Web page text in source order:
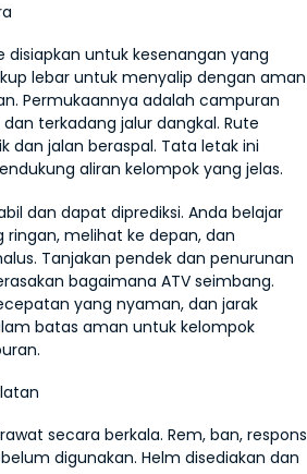
disiapkan untuk kesenangan yang
lebar untuk menyalip dengan aman
Permukaannya adalah campuran
terkadang jalur dangkal. Rute
dan jalan beraspal. Tata letak ini
aliran kelompok yang jelas.
dan dapat diprediksi. Anda belajar
melihat ke depan, dan
Tanjakan pendek dan penurunan
bagaimana ATV seimbang.
yang nyaman, dan jarak
batas aman untuk kelompok
secara berkala. Rem, ban, respons
digunakan. Helm disediakan dan